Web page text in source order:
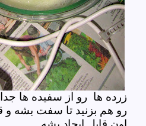
زرده ها رو از سفیده ها جدا
رو هم بزنید تا سفت بشه و